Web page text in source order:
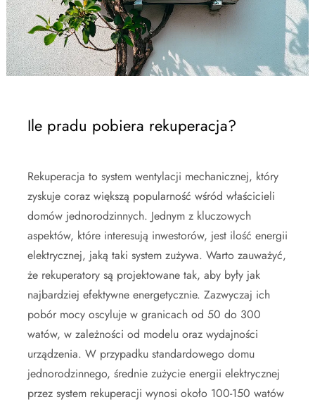
Ile pradu pobiera rekuperacja?
Rekuperacja to system wentylacji mechanicznej, który
zyskuje coraz większą popularność wśród właścicieli
domów jednorodzinnych. Jednym z kluczowych
aspektów, które interesują inwestorów, jest ilość energii
elektrycznej, jaką taki system zużywa. Warto zauważyć,
że rekuperatory są projektowane tak, aby były jak
najbardziej efektywne energetycznie. Zazwyczaj ich
pobór mocy oscyluje w granicach od 50 do 300
watów, w zależności od modelu oraz wydajności
urządzenia. W przypadku standardowego domu
jednorodzinnego, średnie zużycie energii elektrycznej
przez system rekuperacji wynosi około 100-150 watów